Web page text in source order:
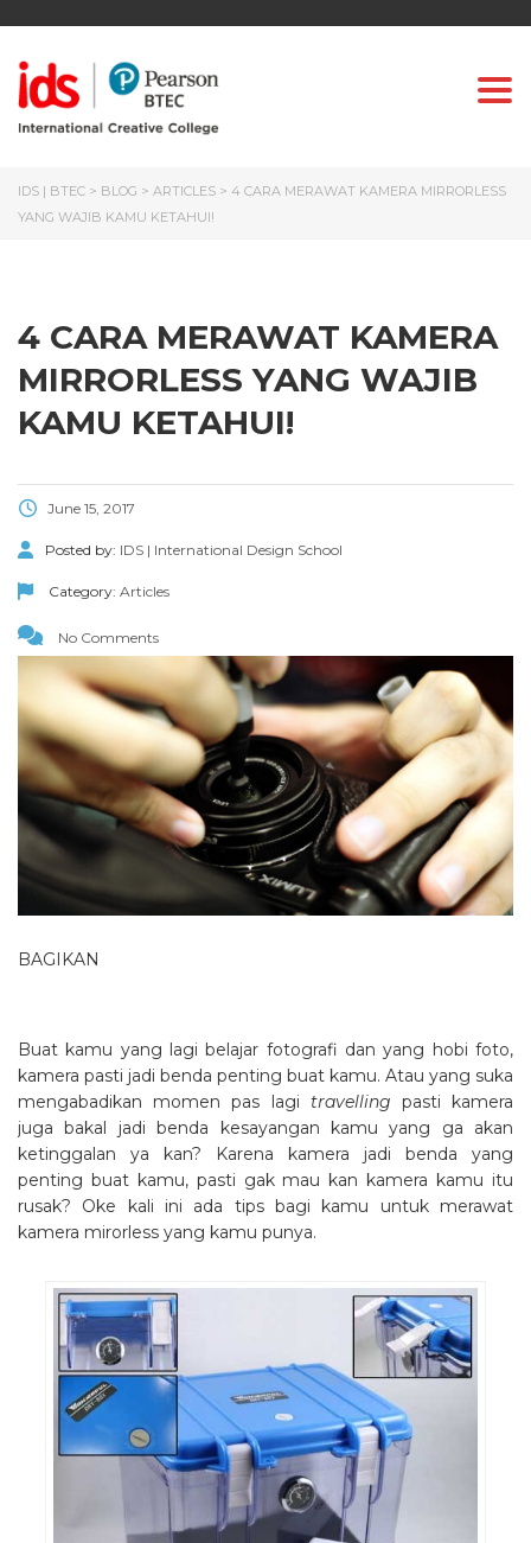
IDS | BTEC > BLOG > ARTICLES > 4 CARA MERAWAT KAMERA MIRRORLESS
YANG WAJIB KAMU KETAHUI!
4 CARA MERAWAT KAMERA
MIRRORLESS YANG WAJIB
KAMU KETAHUI!
June 15, 2017
Posted by: IDS | International Design School
Category: Articles
No Comments
BAGIKAN
Buat kamu yang lagi belajar fotografi dan yang hobi foto,
kamera pasti jadi benda penting buat kamu. Atau yang suka
mengabadikan momen pas lagi travelling pasti kamera
juga bakal jadi benda kesayangan kamu yang ga akan
ketinggalan ya kan? Karena kamera jadi benda yang
penting buat kamu, pasti gak mau kan kamera kamu itu
rusak? Oke kali ini ada tips bagi kamu untuk merawat
kamera mirorless yang kamu punya.